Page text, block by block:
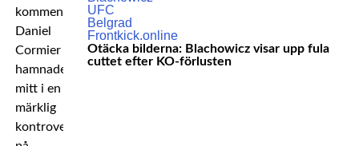
kommentatorn
Daniel
Cormier
hamnade
mitt i en
märklig
kontrovers
Otäcka bilderna: Blachowicz visar upp fula
cuttet efter KO-förlusten